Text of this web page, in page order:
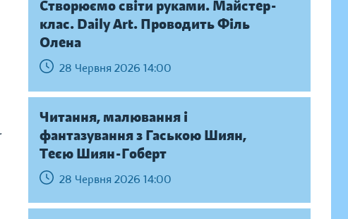
Створюємо світи руками. Майстер-
клас. Daily Аrt. Проводить Філь
Олена
28 Червня 2026 14:00
Читання, малювання і
фантазування з Гаською Шиян,
Теєю Шиян-Гоберт
28 Червня 2026 14:00